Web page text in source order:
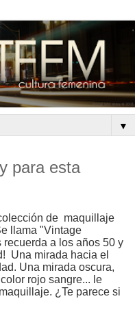
▼
para esta
de maquillaje
llama "Vintage
a los años 50 y
Una mirada hacia el
Una mirada oscura,
rojo sangre... le
¿Te parece si